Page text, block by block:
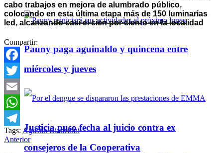
Pauny paga aguinaldo y quincena entre
miércoles y jueves
Justicia puso fecha al juicio contra ex
consejeros de la Cooperativa
cabo trabajos en mejora de alumbrado público,
colocando en esta última etapa más de 150 luminarias
led, alcanzando casi el cien por ciento en la localidad
Compartir:
Facebook
Twitter
Email
WhatsApp
Telegram
Tags: Agustín Bianchini
Anterior